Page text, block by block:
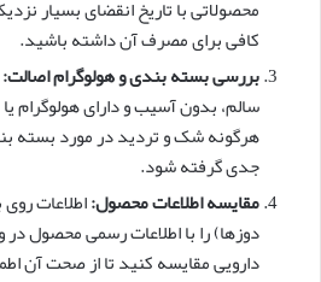
محصولاتی با تاریخ انقضای بسیار
کافی برای مصرف آن داشته باشید.
بررسی بسته بندی و هولوگرام اصالت:
سالم، بدون آسیب و دارای هولوگرام
هرگونه شک و تردید در مورد بسته
جدی گرفته شود.
مقایسه اطلاعات محصول:اطلاعات
دوزها) را با اطلاعات رسمی محصول
دارویی مقایسه کنید تا از صحت آن